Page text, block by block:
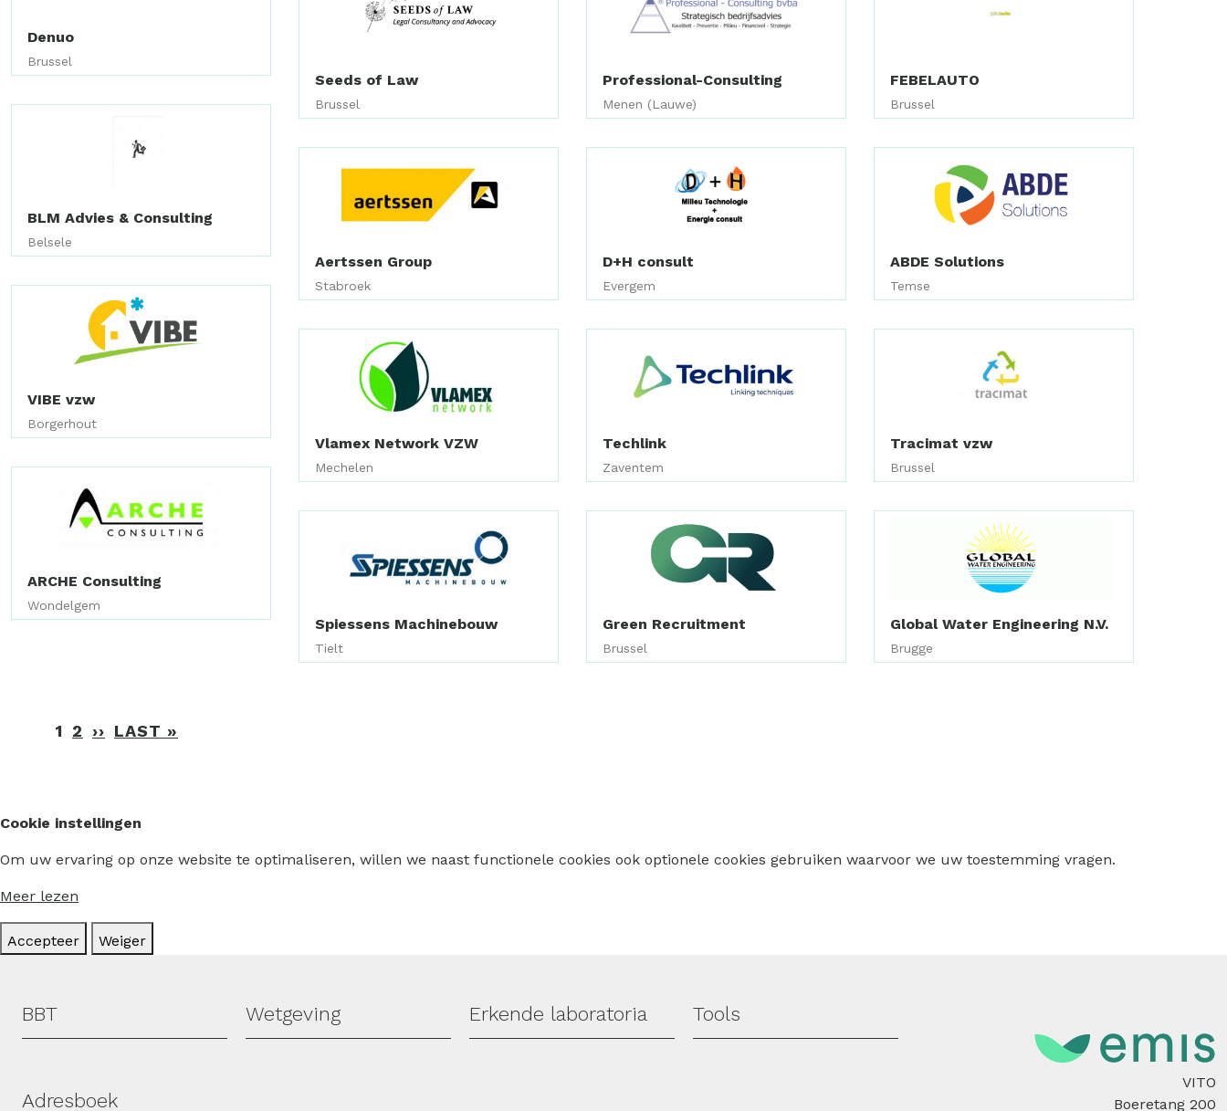
Denuo
Brussel
Seeds of Law
Brussel
Professional-Consulting
Menen (Lauwe)
FEBELAUTO
Brussel
BLM Advies & Consulting
Belsele
Aertssen Group
Stabroek
D+H consult
Evergem
ABDE Solutions
Temse
VIBE vzw
Borgerhout
Vlamex Network VZW
Mechelen
Techlink
Zaventem
Tracimat vzw
Brussel
ARCHE Consulting
Wondelgem
Spiessens Machinebouw
Tielt
Green Recruitment
Brussel
Global Water Engineering N.V.
Brugge
Paginering
1 2 ›› VOLGENDE
LAST »
Cookie instellingen
Om uw ervaring op onze website te optimaliseren, willen we naast functionele cookies ook optionele cookies gebruiken waarvoor we uw toestemming vragen.
Meer lezen
Accepteer Weiger
Hoofdmenu
BBT Wetgeving Erkende laboratoria Tools
Adresboek
VITO
Boeretang 200